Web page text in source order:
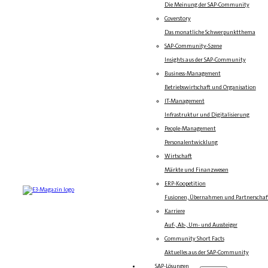
Die Meinung der SAP-Community
Coverstory
Das monatliche Schwerpunktthema
SAP-Community-Szene
Insights aus der SAP-Community
Business-Management
Betriebswirtschaft und Organisation
IT-Management
Infrastruktur und Digitalisierung
People-Management
Personalentwicklung
Wirtschaft
Märkte und Finanzwesen
ERP-Koopetition
Fusionen, Übernahmen und
Karriere
Auf-, Ab-, Um- und Aussteiger
Community Short Facts
Aktuelles aus der SAP-Community
SAP-Lösungen